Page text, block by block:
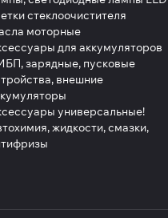
стеклоочистителя
моторные
для аккумуляторов
зарядные, пусковые
внешние
универсальные!
жидкости, смазки,